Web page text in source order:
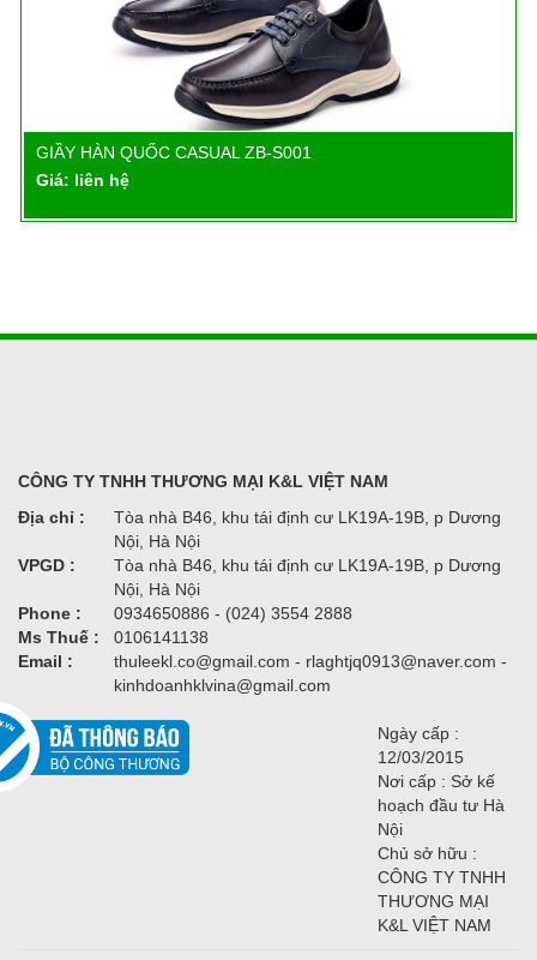
Chi tiết
GIẦY HÀN QUỐC CASUAL ZB-S001
Giá: liên hệ
CÔNG TY TNHH THƯƠNG MẠI K&L VIỆT NAM
Địa chỉ :
Tòa nhà B46, khu tái định cư LK19A-19B, p Dương
Nội, Hà Nội
VPGD :
Tòa nhà B46, khu tái định cư LK19A-19B, p Dương
Nội, Hà Nội
Phone :
0934650886 - (024) 3554 2888
Ms Thuế :
0106141138
Email :
thuleekl.co@gmail.com - rlaghtjq0913@naver.com -
kinhdoanhklvina@gmail.com
Ngày cấp :
12/03/2015
Nơi cấp : Sở kế
hoạch đầu tư Hà
Nội
Chủ sở hữu :
CÔNG TY TNHH
THƯƠNG MẠI
K&L VIỆT NAM